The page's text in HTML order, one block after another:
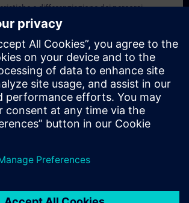
e differenziazione dei percorsi